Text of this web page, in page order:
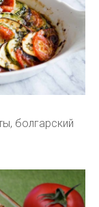
болгарский